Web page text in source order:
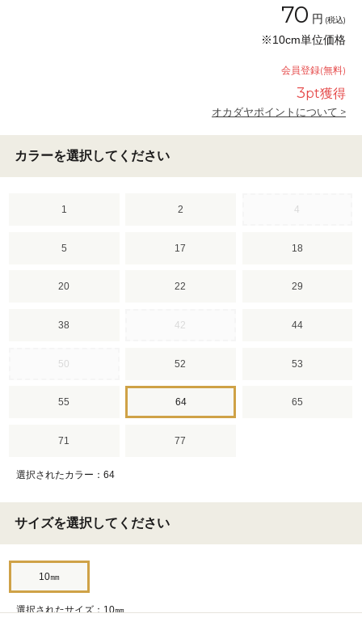
70 円 (税込)
※10cm単位価格
会員登録(無料)
3pt獲得
オカダヤポイントについて >
カラーを選択してください
1 2 4
5 17 18
20 22 29
38 42 44
50 52 53
55 64 65
71 77
選択されたカラー：64
サイズを選択してください
10㎜
選択されたサイズ：10㎜